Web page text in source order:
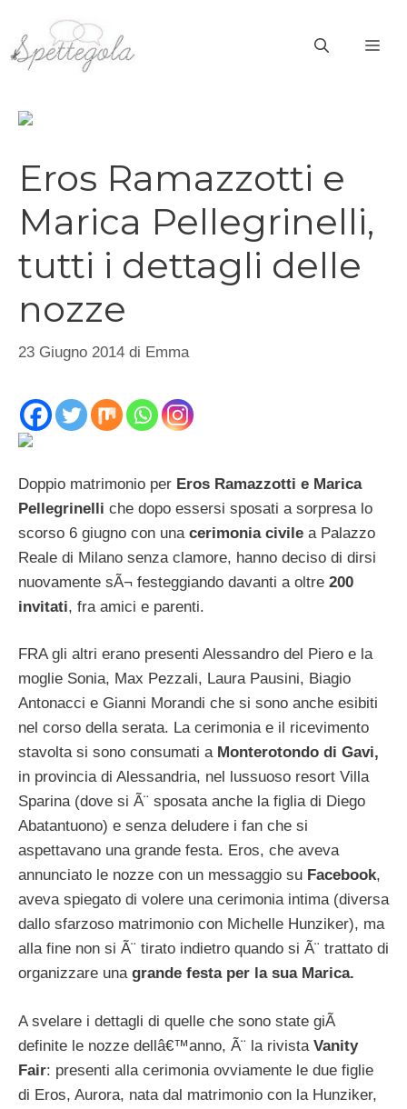
contenuto
Eros Ramazzotti e
Marica Pellegrinelli,
tutti i dettagli delle
nozze
23 Giugno 2014 di Emma
Doppio matrimonio per Eros Ramazzotti e Marica
Pellegrinelli che dopo essersi sposati a sorpresa lo
scorso 6 giugno con una cerimonia civile a Palazzo
Reale di Milano senza clamore, hanno deciso di dirsi
nuovamente sÃ¬ festeggiando davanti a oltre 200
invitati, fra amici e parenti.
FRA gli altri erano presenti Alessandro del Piero e la
moglie Sonia, Max Pezzali, Laura Pausini, Biagio
Antonacci e Gianni Morandi che si sono anche esibiti
nel corso della serata. La cerimonia e il ricevimento
stavolta si sono consumati a Monterotondo di Gavi,
in provincia di Alessandria, nel lussuoso resort Villa
Sparina (dove si Ã¨ sposata anche la figlia di Diego
Abatantuono) e senza deludere i fan che si
aspettavano una grande festa. Eros, che aveva
annunciato le nozze con un messaggio su Facebook,
aveva spiegato di volere una cerimonia intima (diversa
dallo sfarzoso matrimonio con Michelle Hunziker), ma
alla fine non si Ã¨ tirato indietro quando si Ã¨ trattato di
organizzare una grande festa per la sua Marica.
A svelare i dettagli di quelle che sono state giÃ
definite le nozze dellâ€™anno, Ã¨ la rivista Vanity
Fair: presenti alla cerimonia ovviamente le due figlie
di Eros, Aurora, nata dal matrimonio con la Hunziker,